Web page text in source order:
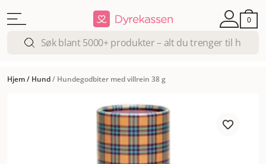
0
Hjem/ Hund/ Hundegodbiter med villrein 38 g